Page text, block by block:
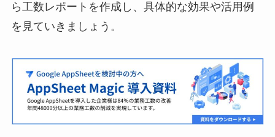
ら工数レポートを作成し、具体的な効果や活用例
を見ていきましょう。